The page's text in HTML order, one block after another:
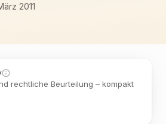
2011
rechtliche Beurteilung – kompakt